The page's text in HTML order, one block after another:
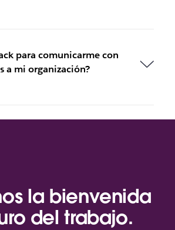
para comunicarme con
a mi organización?
la bienvenida
del trabajo.